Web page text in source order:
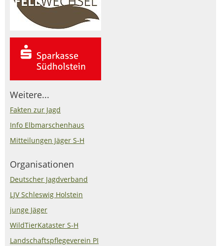
Weitere...
Fakten zur Jagd
Info Elbmarschenhaus
Mitteilungen Jäger S-H
Organisationen
Deutscher Jagdverband
LJV Schleswig Holstein
junge Jäger
WildTierKataster S-H
Landschaftspflegeverein PI